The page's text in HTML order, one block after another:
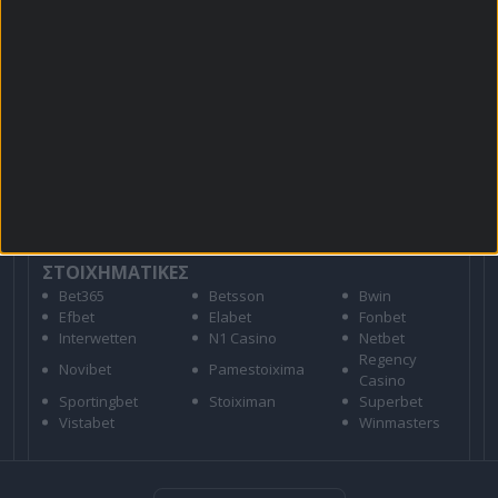
ΣΤΟΙΧΗΜΑΤΙΚΕΣ
Bet365 Betsson
Bwin
Efbet
Elabet
Fonbet
Interwetten
N1 Casino
Netbet
Novibet
Pamestoixima
Regency
Casino
Sportingbet
Stoiximan
Superbet
Vistabet
Winmasters